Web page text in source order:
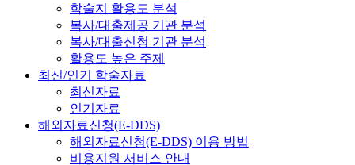
학술지 활용도 분석
복사/대출제공 기관 분석
복사/대출신청 기관 분석
활용도 높은 주제
최신/인기 학술자료
최신자료
인기자료
해외자료신청(E-DDS)
해외자료신청(E-DDS) 이용 방법
비용지원 서비스 안내